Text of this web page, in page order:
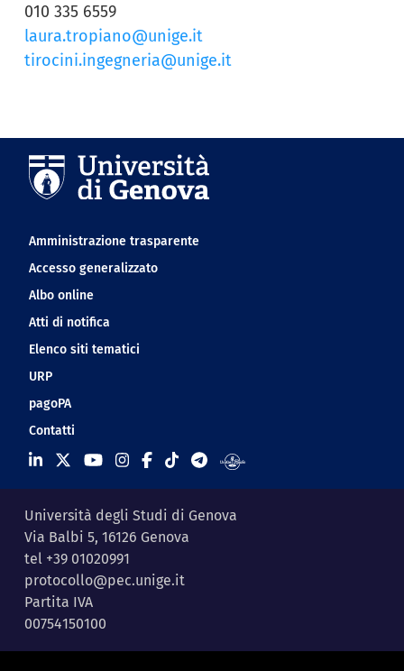
010 335 6559
laura.tropiano@unige.it
tirocini.ingegneria@unige.it
Navigation footer
Amministrazione trasparente
Accesso generalizzato
Albo online
Atti di notifica
Elenco siti tematici
URP
pagoPA
Contatti
Università degli Studi di Genova
Via Balbi 5, 16126 Genova
tel +39 01020991
protocollo@pec.unige.it
Partita IVA
00754150100